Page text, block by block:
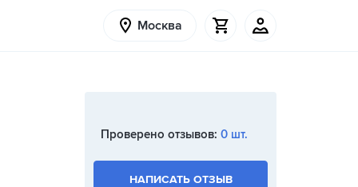
Москва
Проверено отзывов: 0 шт.
НАПИСАТЬ ОТЗЫВ